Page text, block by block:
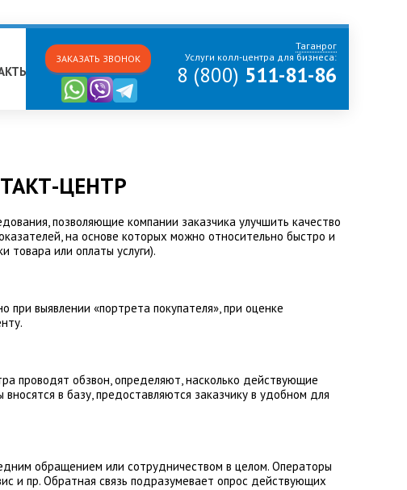
ЗАКАЗАТЬ ЗВОНОК
Таганрог
Услуги колл-центра для бизнеса:
8 (800) 511-81-86
ЦЕНТР
позволяющие компании заказчика улучшить качество
на основе которых можно относительно быстро и
товара или оплаты услуги).
при выявлении «портрета покупателя», при оценке
проводят обзвон, определяют, насколько действующие
в базу, предоставляются заказчику в удобном для
обращением или сотрудничеством в целом. Операторы
и пр. Обратная связь подразумевает опрос действующих